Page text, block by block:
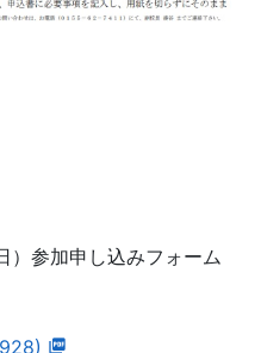
）参加申し込みフォーム